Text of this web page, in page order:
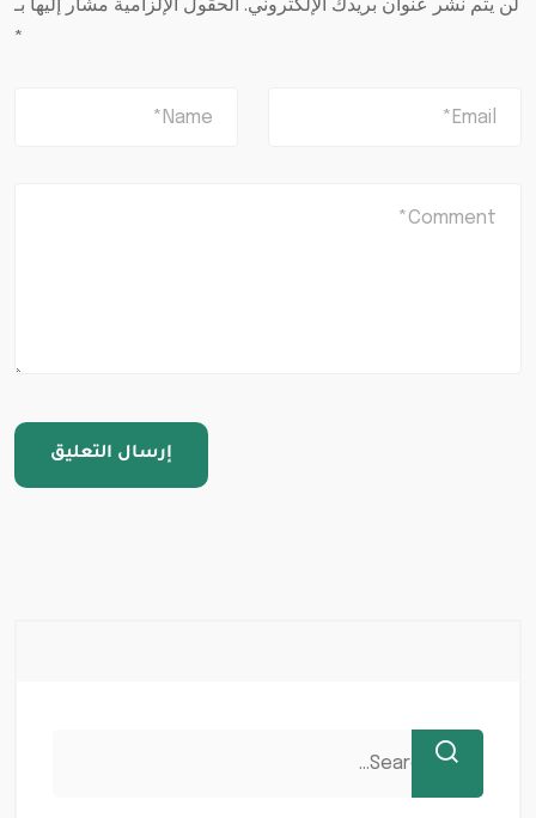
لن يتم نشر عنوان بريدك الإلكتروني. الحقول الإلزامية مشار إليها بـ
*